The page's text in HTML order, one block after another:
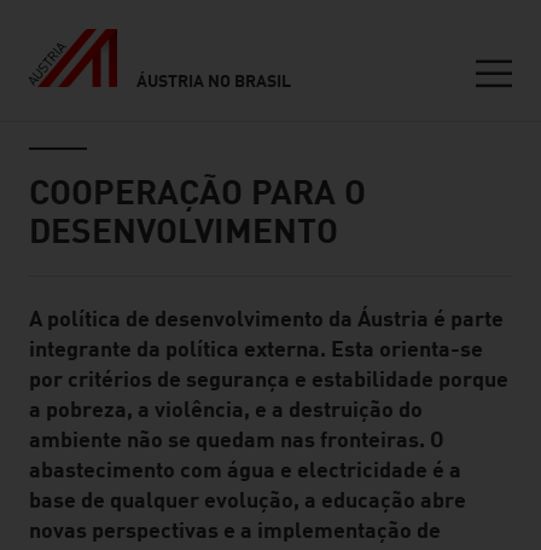
ÁUSTRIA NO BRASIL
COOPERAÇÃO PARA O
DESENVOLVIMENTO
Standard Content Module
A política de desenvolvimento da Áustria é parte
integrante da política externa. Esta orienta-se
por critérios de segurança e estabilidade porque
a pobreza, a violência, e a destruição do
ambiente não se quedam nas fronteiras. O
abastecimento com água e electricidade é a
base de qualquer evolução, a educação abre
novas perspectivas e a implementação de